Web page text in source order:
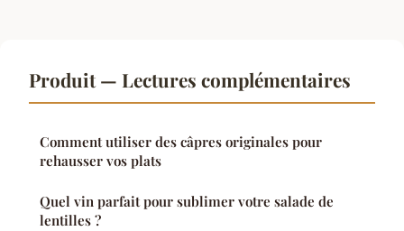
Produit — Lectures complémentaires
Comment utiliser des câpres originales pour
rehausser vos plats
Quel vin parfait pour sublimer votre salade de
lentilles ?